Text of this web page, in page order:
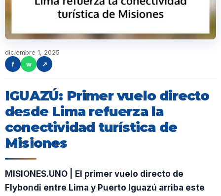
diciembre 1, 2025
f
w ↗
IGUAZÚ: Primer vuelo directo
desde Lima refuerza la
conectividad turística de
Misiones
MISIONES.UNO | El primer vuelo directo de
Flybondi entre Lima y Puerto Iguazú arriba este